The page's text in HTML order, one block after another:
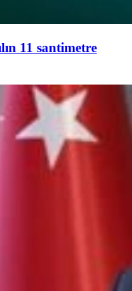
11 santimetre